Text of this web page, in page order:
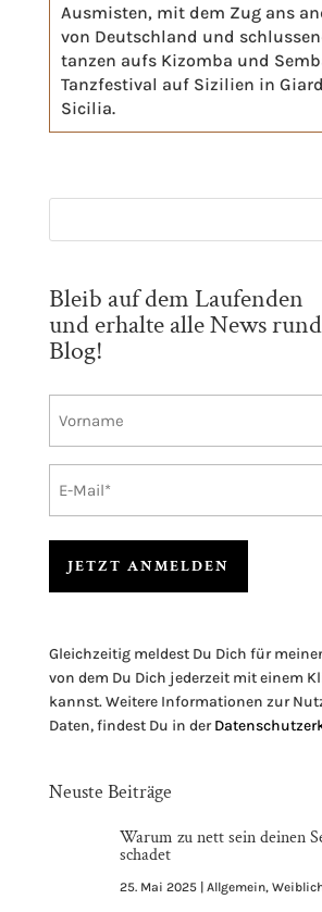
Ausmisten, mit dem Zug ans
von Deutschland und
tanzen aufs Kizomba und
Tanzfestival auf Sizilien in
Sicilia.
Bleib auf dem Laufenden
und erhalte alle News
Blog!
Mail
l
t
e
r
t
Gleichzeitig meldest Du Dich für
von dem Du Dich jederzeit mit einem
kannst. Weitere Informationen zur
Daten, findest Du in der
Neuste Beiträge
Warum zu nett sein deinen
schadet
25. Mai 2025| Allgemein,